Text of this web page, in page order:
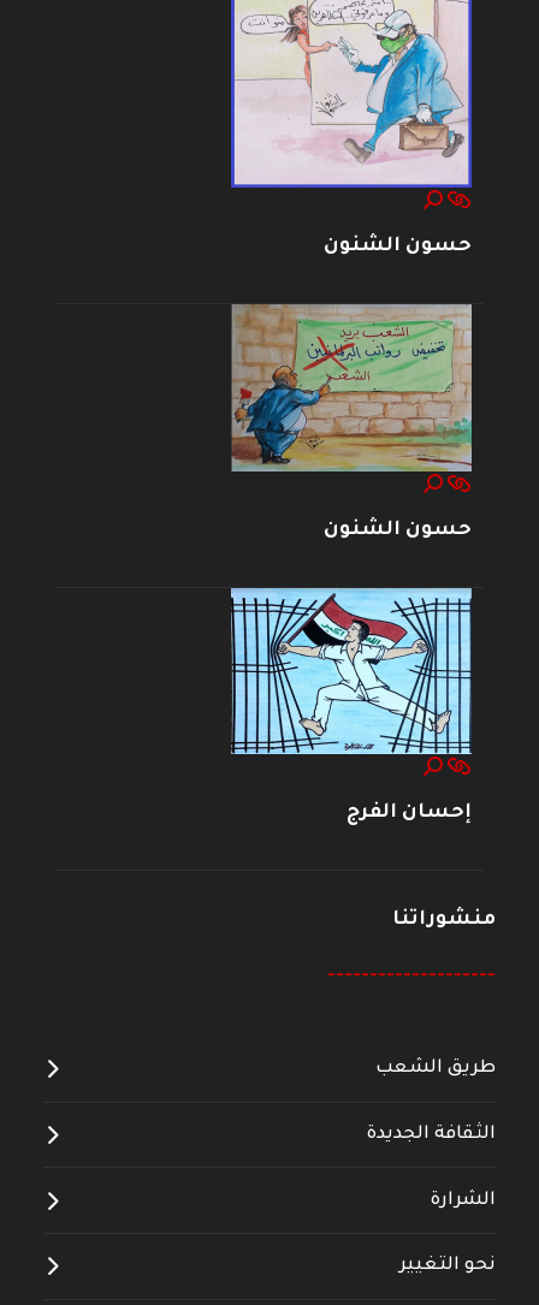
حسون الشنون
حسون الشنون
إحسان الفرج
منشوراتنا
--------------------
طريق الشعب
الثقافة الجديدة
الشرارة
نحو التغيير